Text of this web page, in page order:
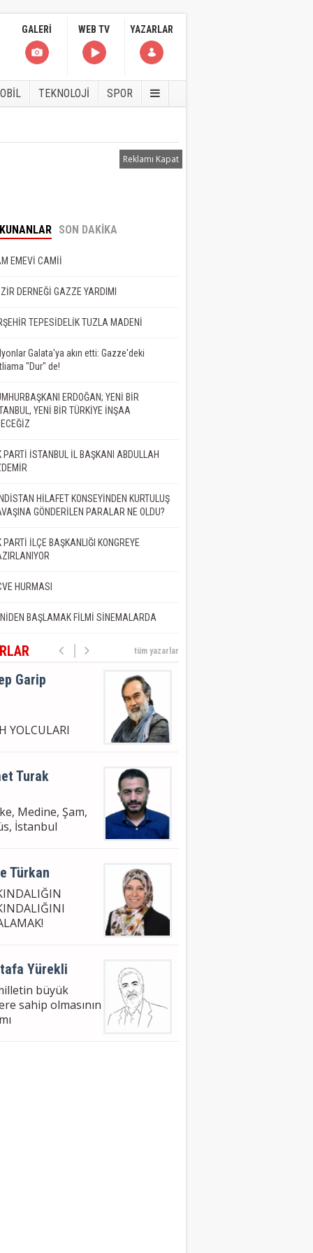
GALERİ WEB TV YAZARLAR
TEKNOLOJİ SPOR
Reklamı Kapat
SON DAKİKA
EMEVİ CAMİİ
DERNEĞİ GAZZE YARDIMI
TEPESİDELİK TUZLA MADENİ
Galata'ya akın etti: Gazze'deki
"Dur" de!
ERDOĞAN; YENİ BİR
YENİ BİR TÜRKİYE İNŞAA
PARTİ İSTANBUL İL BAŞKANI ABDULLAH
HİLAFET KONSEYİNDEN KURTULUŞ
GÖNDERİLEN PARALAR NE OLDU?
PARTİ İLÇE BAŞKANLIĞI KONGREYE
HURMASI
BAŞLAMAK FİLMİ SİNEMALARDA
tüm yazarlar
BİTMEDİ,
DE ÖLMEDİ
Çam
Demir
Adil ŞEN
YOLCULARI
Garip
Medine, Şam,
İstanbul
Turak
Türkan
büyük
sahip olmasının
Yürekli